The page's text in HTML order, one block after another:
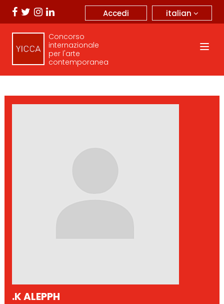
italian
Accedi
Concorso
internazionale
per l'arte
contemporanea
.K ALEPPH